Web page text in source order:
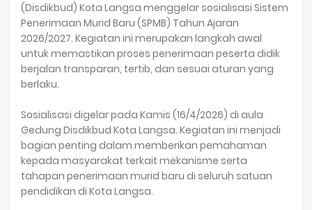
(Disdikbud) Kota Langsa menggelar sosialisasi Sistem
Penerimaan Murid Baru (SPMB) Tahun Ajaran
2026/2027. Kegiatan ini merupakan langkah awal
untuk memastikan proses penerimaan peserta didik
berjalan transparan, tertib, dan sesuai aturan yang
berlaku.
Sosialisasi digelar pada Kamis (16/4/2026) di aula
Gedung Disdikbud Kota Langsa. Kegiatan ini menjadi
bagian penting dalam memberikan pemahaman
kepada masyarakat terkait mekanisme serta
tahapan penerimaan murid baru di seluruh satuan
pendidikan di Kota Langsa.